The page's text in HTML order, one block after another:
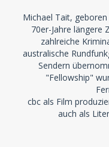
Michael Tait,
70er-Jahre längere
zahlreiche
australische
Sendern
"Fellowship"
cbc als Film
auch als